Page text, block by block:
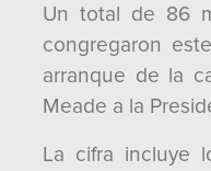
Un total de 86
congregaron
arranque de la
Meade a la
La cifra incluye